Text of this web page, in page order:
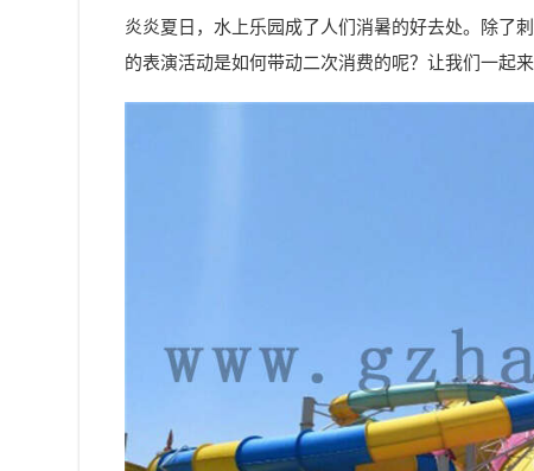
炎炎夏日，水上乐园成了人们消暑的好去处。除了
的表演活动是如何带动二次消费的呢？让我们一起来